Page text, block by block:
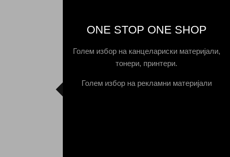
ONE STOP ONE SHOP
Голем избор на канцелариски материјали,
тонери, принтери.
Голем избор на рекламни материјали